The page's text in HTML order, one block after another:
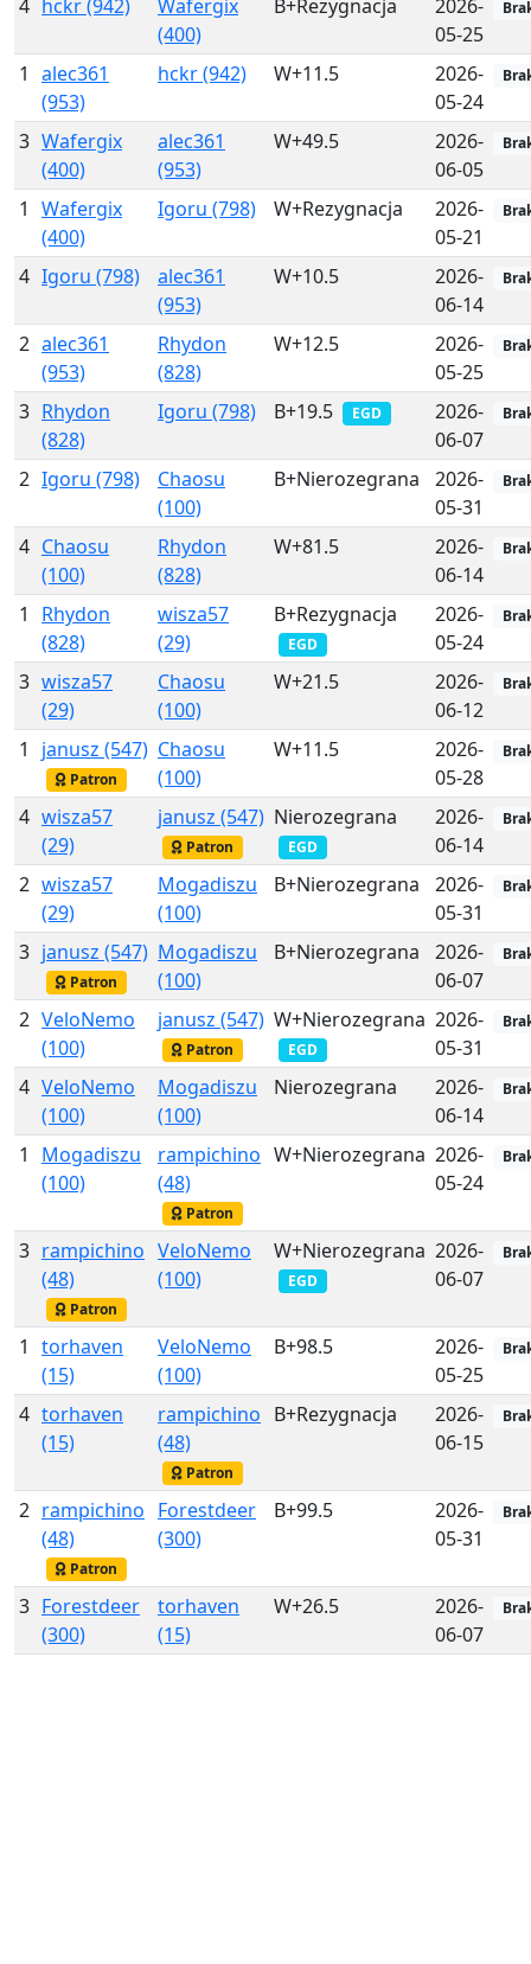
4 hckr (942)
Wafergix
(400)
B+Rezygnacja
2026-
05-25
1 alec361
(953)
hckr (942) W+11.5
2026-
05-24
3 Wafergix
(400)
alec361
(953)
W+49.5
2026-
06-05
1 Wafergix
(400)
Igoru (798) W+Rezygnacja
2026-
05-21
4 Igoru (798)
alec361
(953)
W+10.5
2026-
06-14
2 alec361
(953)
Rhydon
(828)
W+12.5
2026-
05-25
3 Rhydon
(828)
Igoru (798) B+19.5 EGD
2026-
06-07
2 Igoru (798)
Chaosu
(100)
B+Nierozegrana
2026-
05-31
4 Chaosu
(100)
Rhydon
(828)
W+81.5
2026-
06-14
1
Rhydon
(828)
wisza57
(29)
B+Rezygnacja
EGD
2026-
05-24
3 wisza57
(29)
Chaosu
(100)
W+21.5
2026-
06-12
1 janusz (547)
Patron
Chaosu
(100)
W+11.5
2026-
05-28
4 wisza57
(29)
janusz (547)
Patron
Nierozegrana
EGD
2026-
06-14
2 wisza57
(29)
Mogadiszu
(100)
B+Nierozegrana
2026-
05-31
3 janusz (547)
Patron
Mogadiszu
(100)
B+Nierozegrana
2026-
06-07
2 VeloNemo
(100)
janusz (547)
Patron
W+Nierozegrana
EGD
2026-
05-31
4 VeloNemo
(100)
Mogadiszu
(100)
Nierozegrana
2026-
06-14
1
Mogadiszu
(100)
rampichino
(48)
Patron
W+Nierozegrana 2026-
05-24
3 rampichino
(48)
Patron
VeloNemo
(100)
W+Nierozegrana
EGD
2026-
06-07
1 torhaven
(15)
VeloNemo
(100)
B+98.5
2026-
05-25
4 torhaven
(15)
rampichino
(48)
Patron
B+Rezygnacja
2026-
06-15
2 rampichino
(48)
Patron
Forestdeer
(300)
B+99.5
2026-
05-31
3 Forestdeer
(300)
torhaven
(15)
W+26.5
2026-
06-07